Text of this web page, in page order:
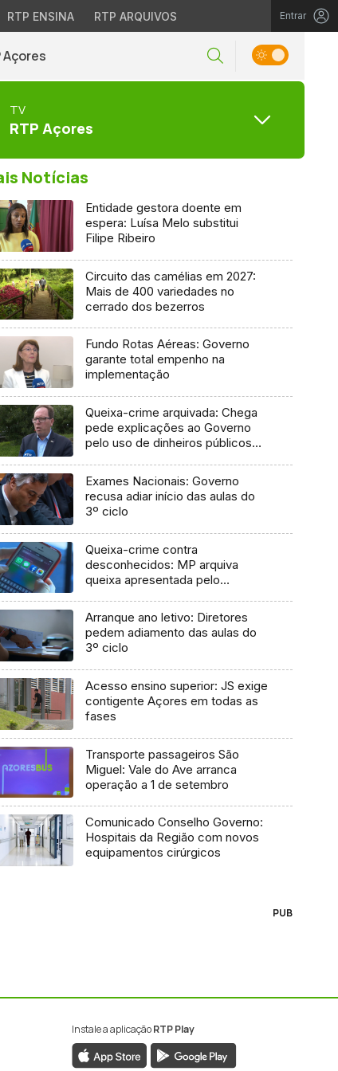
RTP ENSINA RTP ARQUIVOS Entrar
Açores
TV
RTP Açores
Notícias
Entidade gestora doente em
espera: Luísa Melo substitui
Filipe Ribeiro
Circuito das camélias em 2027:
Mais de 400 variedades no
cerrado dos bezerros
Fundo Rotas Aéreas: Governo
garante total empenho na
implementação
Queixa-crime arquivada: Chega
pede explicações ao Governo
pelo uso de dinheiros públicos
Exames Nacionais: Governo
recusa adiar início das aulas do
3º ciclo
Queixa-crime contra
desconhecidos: MP arquiva
queixa apresentada pelo
Arranque ano letivo: Diretores
pedem adiamento das aulas do
3º ciclo
Acesso ensino superior: JS exige
contigente Açores em todas as
fases
Transporte passageiros São
Miguel: Vale do Ave arranca
operação a 1 de setembro
Comunicado Conselho Governo:
Hospitais da Região com novos
equipamentos cirúrgicos
PUB
Instale a aplicaçãoRTP Play